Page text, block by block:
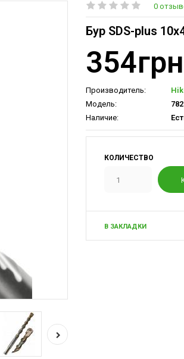
0
Бур SDS-plus
Производитель:
Модель:
Наличие:
КОЛИЧЕСТВО
В ЗАКЛАДКИ